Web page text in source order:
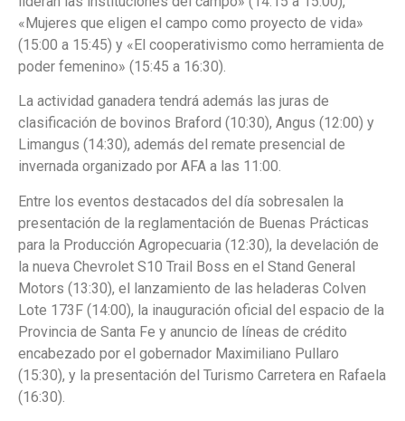
«Mujeres que eligen el campo como proyecto de vida»
(15:00 a 15:45) y «El cooperativismo como herramienta de
poder femenino» (15:45 a 16:30).
La actividad ganadera tendrá además las juras de
clasificación de bovinos Braford (10:30), Angus (12:00) y
Limangus (14:30), además del remate presencial de
invernada organizado por AFA a las 11:00.
Entre los eventos destacados del día sobresalen la
presentación de la reglamentación de Buenas Prácticas
para la Producción Agropecuaria (12:30), la develación de
la nueva Chevrolet S10 Trail Boss en el Stand General
Motors (13:30), el lanzamiento de las heladeras Colven
Lote 173F (14:00), la inauguración oficial del espacio de la
Provincia de Santa Fe y anuncio de líneas de crédito
encabezado por el gobernador Maximiliano Pullaro
(15:30), y la presentación del Turismo Carretera en Rafaela
(16:30).